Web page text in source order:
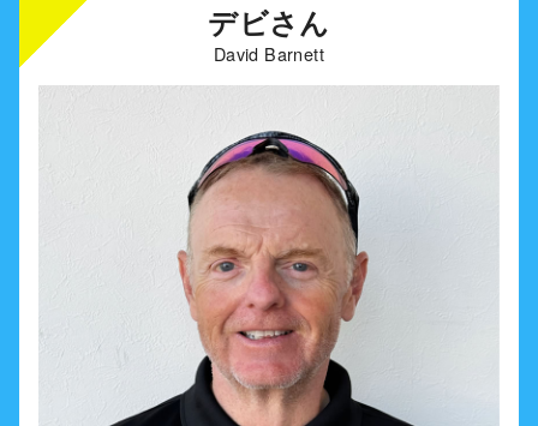
デビさん
David Barnett